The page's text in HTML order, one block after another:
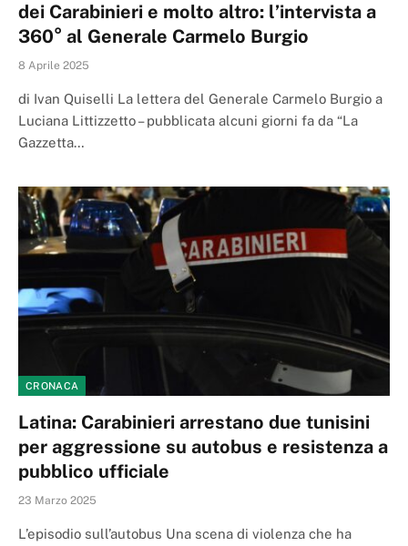
dei Carabinieri e molto altro: l’intervista a
360° al Generale Carmelo Burgio
8 Aprile 2025
di Ivan Quiselli La lettera del Generale Carmelo Burgio a
Luciana Littizzetto – pubblicata alcuni giorni fa da “La
Gazzetta…
CRONACA
Latina: Carabinieri arrestano due tunisini
per aggressione su autobus e resistenza a
pubblico ufficiale
23 Marzo 2025
L’episodio sull’autobus Una scena di violenza che ha